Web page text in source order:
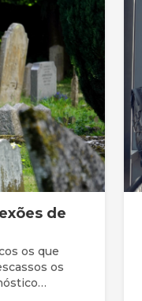
na fé cristã
pessoa de
da
à morte
pela
aqueles
como
de
os que
os